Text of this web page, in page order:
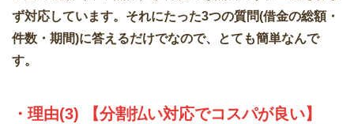
ず対応しています。それにたった3つの質問(借金の総額・
件数・期間)に答えるだけでなので、とても簡単なんで
す。
・理由(3) 【分割払い対応でコスパが良い】